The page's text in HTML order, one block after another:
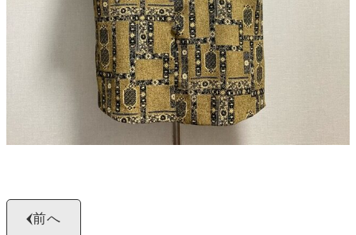
お申し込みフォーム
前へ